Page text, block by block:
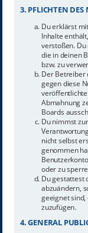
3. PFLICHTEN DES
Du erklärst
Inhalte
verstoßen. Du
die in deinen
bzw. zu
Der Betreiber
gegen diese
Abmahnung
Boards
Du nimmst
nicht selbst
genommen
oder zu
Du gestattest
abzuändern,
geeignet
zuzufügen.
4. GENERAL